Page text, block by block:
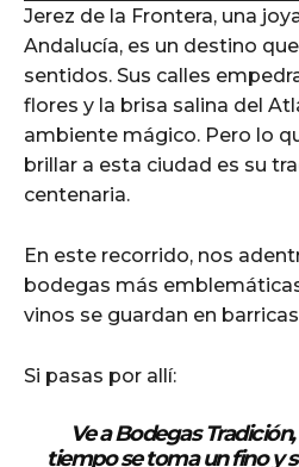
d
i
o
P
l
a
y
r
Jerez de la Frontera, una
Andalucía, es un destino
sentidos. Sus calles
flores y la brisa salina del
ambiente mágico. Pero lo
brillar a esta ciudad es su
centenaria.
En este recorrido, nos
bodegas más
vinos se guardan en
Si pasas por allí:
Ve aBodegas Tradición
tiempo se toma un fino y